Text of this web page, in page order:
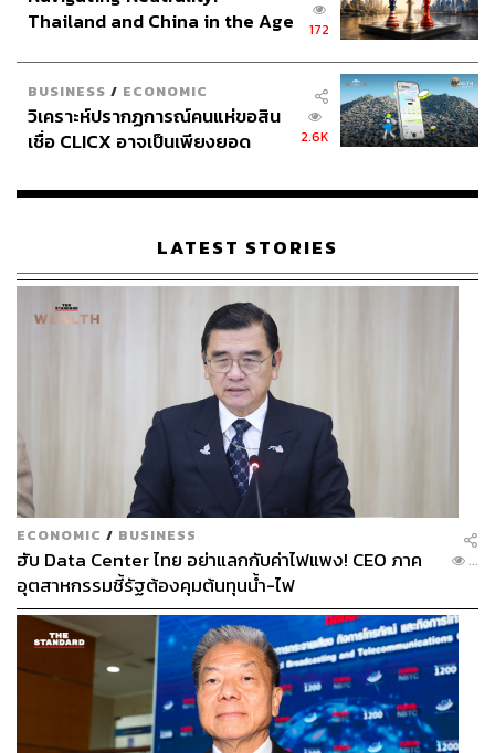
ฝึกกำลังพล การส่งเครื่องบินรบสอดแนม และการตั้งศูนย์
หัวหน้าภาควิชาสังคมศาสตร์ วิทยาลัย
นวัตกรรมสังคม มหาวิทยาลัยรังสิต ให้ความเห็นว่า
“ถ้อยแถลงของทรัมป์ในที่ประชุมที่เรียกร้องให้นาโตหันมาให้
มากขึ้น สืบเนื่องมาจากการกล่าวถ้อยแถลงก่อนหน้าในโลก
ของโดนัลด์ ทรัมป์ ในเวทีระหว่างประเทศ”
Photo: EMMANUEL DUNAND, AFP/Profile
‘รัสเซีย’ มหาอำนาจที่นาโตไม่อาจละสายตา
ไม่เพียงประเด็นการก่อการร้าย อาทิตย์ยังมองว่า “รัสเซีย
เป็นมหาอำนาจที่นาโตยังต้องจับตามองต่อไป ผลพวงจากการ
ขยายจำนวนสมาชิกและความพยายามที่จะร่วมมือกับยุโรป
ตะวันออกและเอเชียกลางในทศวรรษ 1990 เป็นปัจจัยสำคัญ
ที่ทำให้รัสเซียหวาดระแวงแบบในทุกวันนี้ และปะทุออกมา
เป็นสงครามผนวกแหลมไครเมีย รวมถึงสงครามในซีเรียด้วย
Thailand and China in the Age
172
BUSINESS / ECONOMIC
วิเคราะห์ปรากฏการณ์คนแห่ขอสิน
เชื่อ CLICX อาจเป็นเพียงยอด
เรือนไทยที่ถูกซุกไว้
2.6K
LATEST STORIES
ECONOMIC / BUSINESS
ฮับ Data Center ไทย อย่าแลกกับค่าไฟแพง! CEO ภาค
อุตสาหกรรมชี้รัฐต้องคุมต้นทุนน้ำ-ไฟ
...